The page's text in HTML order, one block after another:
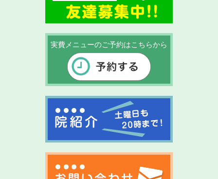
実費メニューのご予約はこちらから